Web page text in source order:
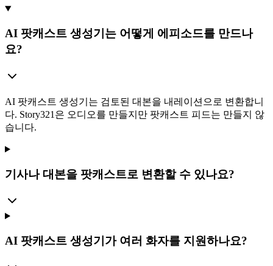
AI 팟캐스트 생성기는 어떻게 에피소드를 만드나
요?
AI 팟캐스트 생성기는 검토된 대본을 내레이션으로 변환합니
다. Story321은 오디오를 만들지만 팟캐스트 피드는 만들지 않
습니다.
기사나 대본을 팟캐스트로 변환할 수 있나요?
AI 팟캐스트 생성기가 여러 화자를 지원하나요?